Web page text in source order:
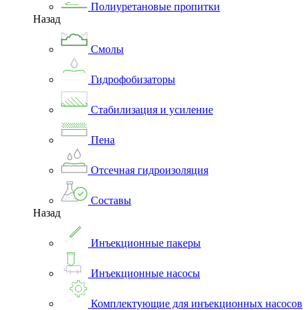
Полиуретановые пропитки
Назад
Смолы
Гидрофобизаторы
Стабилизация и усиление
Пена
Отсечная гидроизоляция
Составы
Назад
Инъекционные пакеры
Инъекционные насосы
Комплектующие для инъекционных насосов